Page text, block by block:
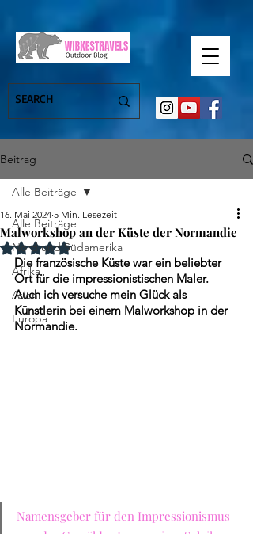
Beitrag
Alle Beiträge
Nord und Südamerika
Afrika
Asien
Europa
Alle Beiträge
Malworkshop an der Küste der Normandie
16. Mai 2024 5 Min. Lesezeit
Mit NaN von 5 Sternen bewertet.
Die französische Küste war ein beliebter
Ort für die impressionistischen Maler.
Auch ich versuche mein Glück als
Künstlerin bei einem Malworkshop in der
Normandie.
Namensgeber für den Impressionismus